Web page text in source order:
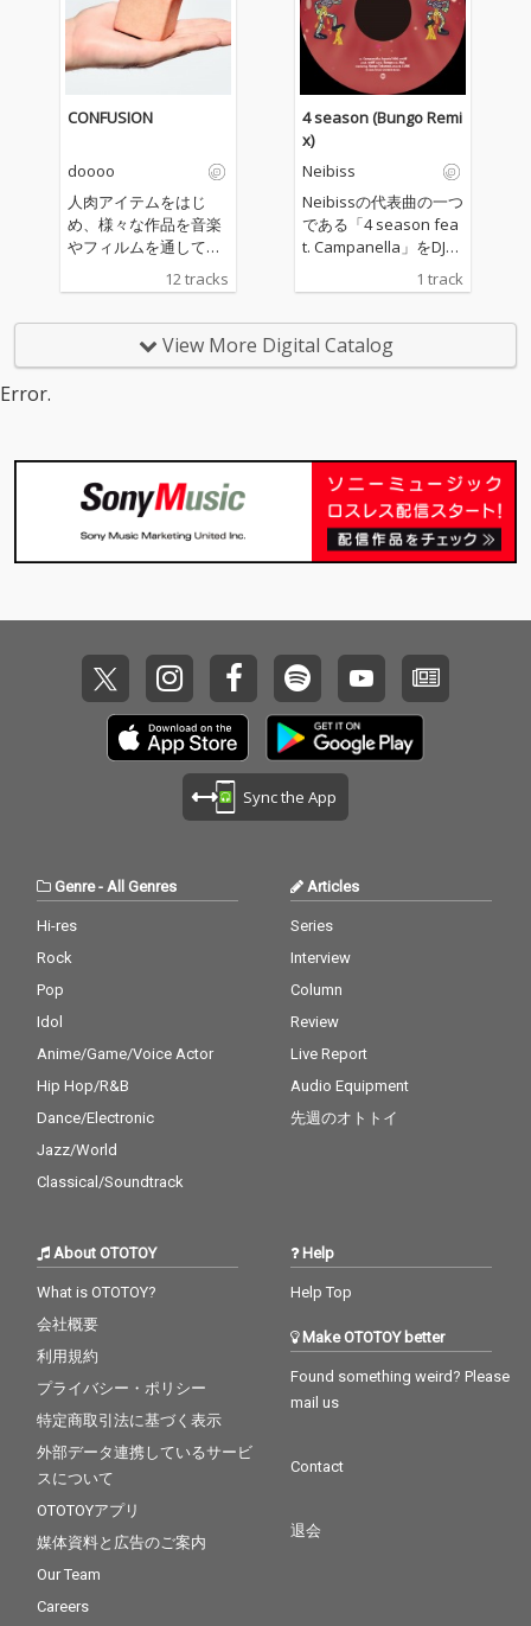
CONFUSION
doooo
人肉アイテムをはじ
め、様々な作品を音楽
やフィルムを通して世
に送り出してきたアー
ティスト、doooo a.k.
OTHER FACTORY / Cre
ativeDrugStore）の約
キン、Neibiss、Babi
ら多数のゲストが参
加！ 人肉アイテムをは
じめ、様々な作品を音
から国内外の人々を狂
喜のどん底に陥れてき
たアーティスト、dooo
o a.k.a. 宍戸マザファ
カ（MOTHER FACTORY
/ CreativeDrugStore）
望の新作、3rd Album
鎮座DOPENESS、Babi
といったこれまでのdo
ooo作品に参加してい
SLYME）やMummy-D
ss（hyunis1000 & rati
ff）ら、これまでの作
ィストたちが多数参
加！ 先行シングルとし
ss、Mummy-Dが参加
が参加した“のらりくら
り”がリリース予定！
12 tracks
4 season (Bungo Remi
x)
Neibiss
Neibissの代表曲の一つ
である「4 season fea
t. Campanella」をDJと
しても大活中のBungo
がダンスホール／ダ
クスは、MaL a.k.a. Pri
mal Dub）した「4 sea
1 track
View More Digital Catalog
Error.
Sync the App
Genre- All Genres
Hi-res
Rock
Pop
Idol
Anime/Game/Voice Actor
Hip Hop/R&B
Dance/Electronic
Jazz/World
Classical/Soundtrack
Articles
Series
Interview
Column
Review
Live Report
Audio Equipment
先週のオトトイ
About OTOTOY
What is OTOTOY?
会社概要
利用規約
プライバシー・ポリシー
特定商取引法に基づく表示
外部データ連携しているサービ
スについて
OTOTOYアプリ
媒体資料と広告のご案内
Our Team
Careers
Help
Help Top
Make OTOTOY better
Found something weird? Please
mail us
Contact
退会